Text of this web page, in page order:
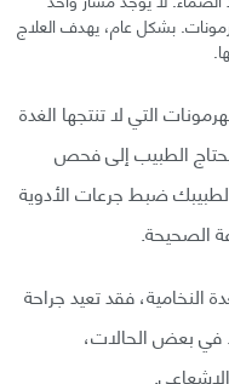
بشكل عام، يهدف العلاج
التي لا تنتجها الغدة
الطبيب إلى فحص
ضبط جرعات الأدوية
الصحيحة.
فقد تعيد جراحة
في بعض الحالات،